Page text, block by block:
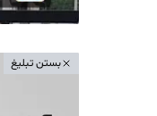
بستن تبلیغ